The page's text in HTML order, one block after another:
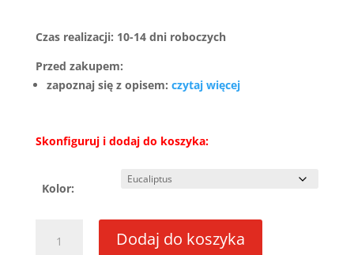
Czas realizacji: 10-14 dni roboczych
Przed zakupem:
zapoznaj się z opisem: czytaj więcej
Skonfiguruj i dodaj do koszyka:
Kolor:
Dodaj do koszyka